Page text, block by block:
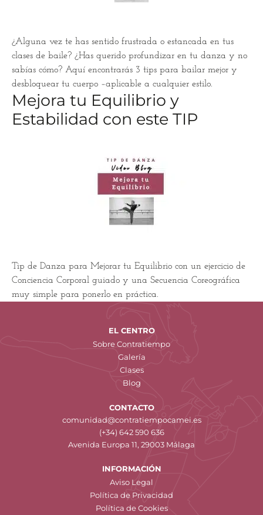
¿Alguna vez te has sentido frustrada o estancada en tus
clases de baile? ¿Has querido profundizar en tu danza y no
sabías cómo? Aquí encontrarás 3 tips para bailar mejor y
desbloquear tu cuerpo –aplicable a cualquier estilo.
Mejora tu Equilibrio y
Estabilidad con este TIP
Tip de Danza para Mejorar tu Equilibrio con un ejercicio de
Conciencia Corporal guiado y una Secuencia Coreográfica
muy simple para ponerlo en práctica.
EL CENTRO
Sobre Contratiempo
Galería
Clases
Blog
CONTACTO
comunidad@contratiempocamei.es
(+34) 642 590 636
Avenida Europa 11, 29003 Málaga
INFORMACIÓN
Aviso Legal
Política de Privacidad
Política de Cookies